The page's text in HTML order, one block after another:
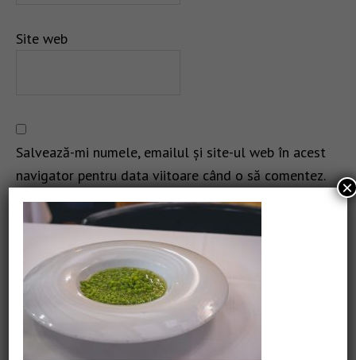
Site web
Salvează-mi numele, emailul și site-ul web în acest
navigator pentru data viitoare când o să comentez.
×